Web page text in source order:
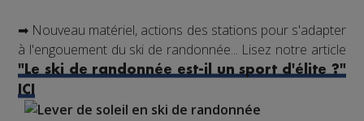
➡ Nouveau matériel, actions des stations pour s'adapter
à l'engouement du ski de randonnée... Lisez notre article
"Le ski de randonnée est-il un sport d'élite ?"
ICI